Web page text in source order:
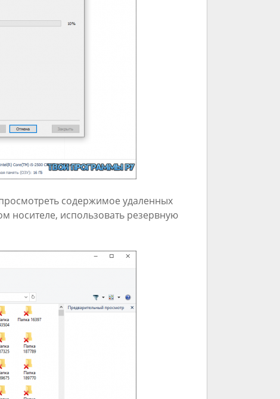
содержимое удаленных
носителе, использовать резервную